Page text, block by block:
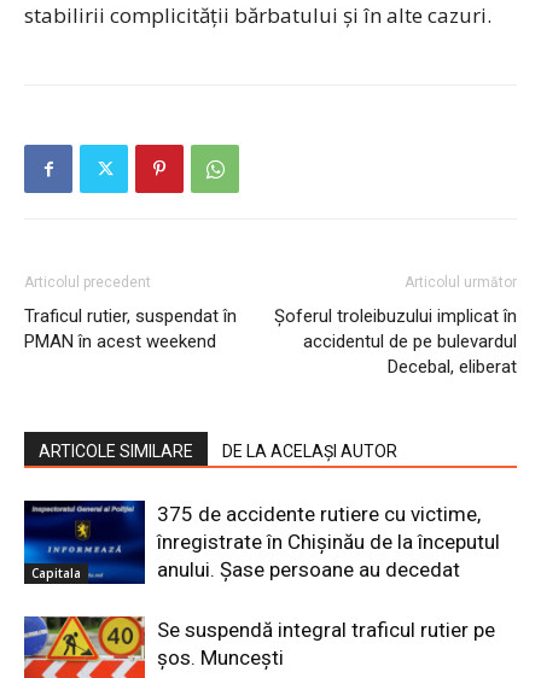
stabilirii complicității bărbatului și în alte cazuri.
Articolul precedent
Traficul rutier, suspendat în
PMAN în acest weekend
Articolul următor
Șoferul troleibuzului implicat în
accidentul de pe bulevardul
Decebal, eliberat
ARTICOLE SIMILARE DE LA ACELAȘI AUTOR
Capitala
375 de accidente rutiere cu victime,
înregistrate în Chișinău de la începutul
anului. Șase persoane au decedat
Se suspendă integral traficul rutier pe
șos. Muncești